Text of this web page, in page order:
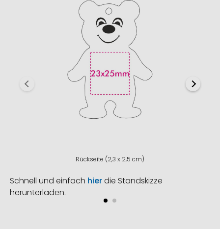
Rückseite (2,3 x 2,5 cm)
Schnell und einfach hierdie Standskizze
herunterladen.